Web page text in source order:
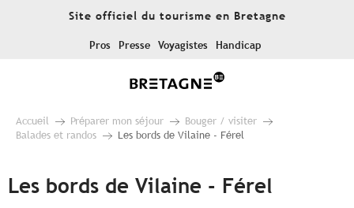
Site officiel du tourisme en Bretagne
Pros Presse Voyagistes Handicap
Accueil Préparer mon séjour
Bouger / visiter
Balades et randos
Les bords de Vilaine - Férel
Les bords de Vilaine - Férel